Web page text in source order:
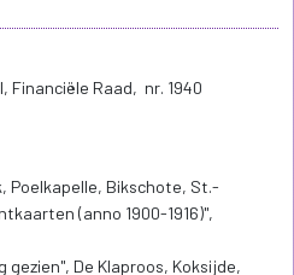
Financiële Raad, nr. 1940
Poelkapelle, Bikschote, St.-
(anno 1900-1916)",
De Klaproos, Koksijde,